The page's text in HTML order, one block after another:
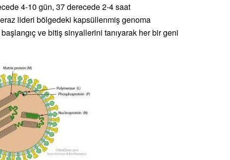
4-10 gün, 37 derecede 2-4 saat
lideri bölgedeki kapsüllenmiş genoma
​​ve bitiş sinyallerini tanıyarak her bir geni